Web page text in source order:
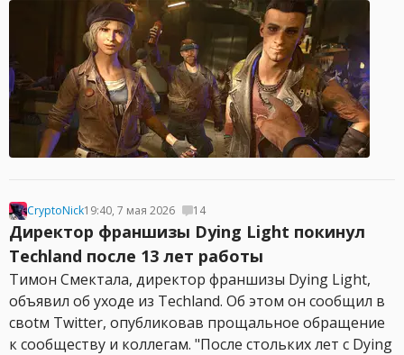
CryptoNick19:40, 7 мая 2026 14
Директор франшизы Dying Light покинул
Techland после 13 лет работы
Тимон Смекталa, директор франшизы Dying Light,
объявил об уходе из Techland. Об этом он сообщил в
своtм Twitter, опубликовав прощальное обращение
к сообществу и коллегам. "После стольких лет с Dying